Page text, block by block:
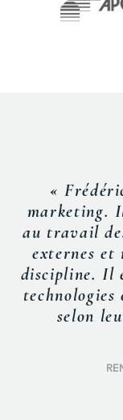
«
marketing.
au travail
externes et
discipline. Il
selon